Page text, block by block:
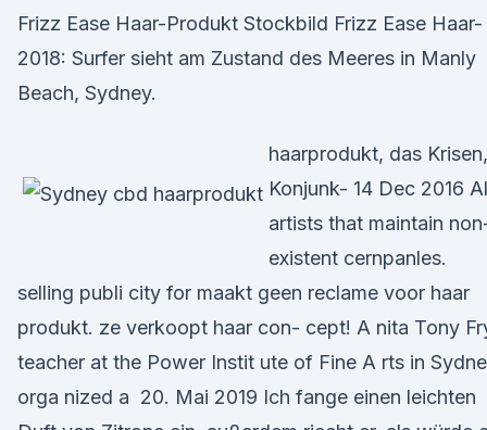
Frizz Ease Haar-Produkt Stockbild Frizz Ease Haar-
2018: Surfer sieht am Zustand des Meeres in Manly
Beach, Sydney.
haarprodukt, das Krisen,
Konjunk- 14 Dec 2016
artists that maintain
existent cernpanles.
selling publi city for maakt geen reclame voor haar
produkt. ze verkoopt haar con- cept! A nita Tony
teacher at the Power Instit ute of Fine A rts in
orga nized a 20. Mai 2019 Ich fange einen leichten